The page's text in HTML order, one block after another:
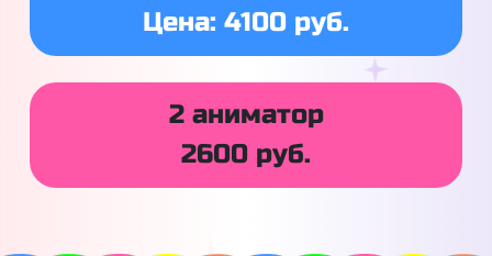
Цена: 4100 руб.
2 аниматор
2600 руб.